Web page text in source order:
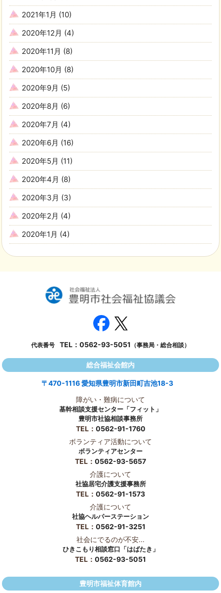
2021年1月 (10)
2020年12月 (4)
2020年11月 (8)
2020年10月 (8)
2020年9月 (5)
2020年8月 (6)
2020年7月 (4)
2020年6月 (16)
2020年5月 (11)
2020年4月 (8)
2020年3月 (3)
2020年2月 (4)
2020年1月 (4)
代表番号 TEL： 0562-93-5051 （事務局・総合相談）
総合福祉会館内
〒470-1116 愛知県豊明市新田町吉池18-3
障がい・難病について
基幹相談支援センター「フィット」
豊明市社協相談事務所
TEL： 0562-91-1760
ボランティア活動について
ボランティアセンター
TEL： 0562-93-5657
介護について
社協居宅介護支援事務所
TEL： 0562-91-1573
介護について
社協ヘルパーステーション
TEL： 0562-91-3251
社会にでるのが不安...
ひきこもり相談窓口「はばたき」
TEL： 0562-93-5051
豊明市福祉体育館内